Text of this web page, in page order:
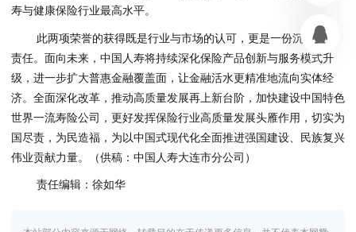
寿与健康保险行业最高水平。
此两项荣誉的获得既是行业与市场的认可，更是一份沉甸甸的
责任。面向未来，中国人寿将持续深化保险产品创新与服务模式升
级，进一步扩大普惠金融覆盖面，让金融活水更精准地流向实体经
济。全面深化改革，推动高质量发展再上新台阶，加快建设中国特色
世界一流寿险公司，更好发挥保险行业高质量发展头雁作用，切实为
国尽责，为民造福，为以中国式现代化全面推进强国建设、民族复兴
伟业贡献力量。（供稿：中国人寿大连市分公司）
责任编辑：徐如华